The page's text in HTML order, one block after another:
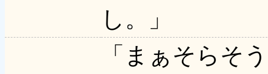
し。」
「まぁそらそ